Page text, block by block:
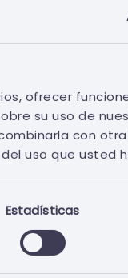
ofrecer
su uso de
con
uso que usted
Estadísticas